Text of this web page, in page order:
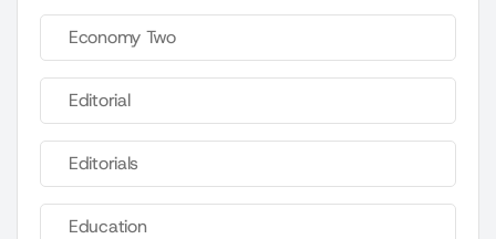
Economy Two
Editorial
Editorials
Education